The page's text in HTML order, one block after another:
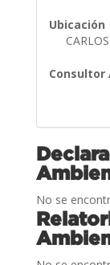
Ubicación
Consultor
No se